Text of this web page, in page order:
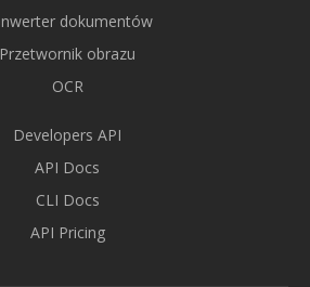
dokumentów
Przetwornik obrazu
OCR
Developers API
API Docs
CLI Docs
API Pricing